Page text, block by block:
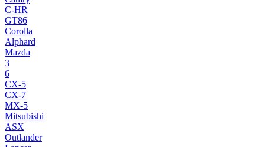
C-HR
GT86
Corolla
Alphard
Mazda
3
6
CX-5
CX-7
MX-5
Mitsubishi
ASX
Outlander